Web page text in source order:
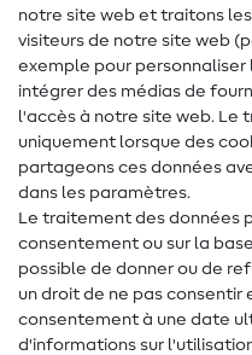
Lexique de couture
Tutos de couture
Aide & contact
Contact
Changement de propriétaire
FAQ
Droit de rétractation
Populaire
notre site web et traitons
visiteurs de notre site web
exemple pour
intégrer des médias de
l'accès à notre site web. Le
uniquement lorsque des
partageons ces données
dans les paramètres.
Le traitement des données
consentement ou sur la
possible de donner ou de
un droit de ne pas
consentement à une date
d'informations sur